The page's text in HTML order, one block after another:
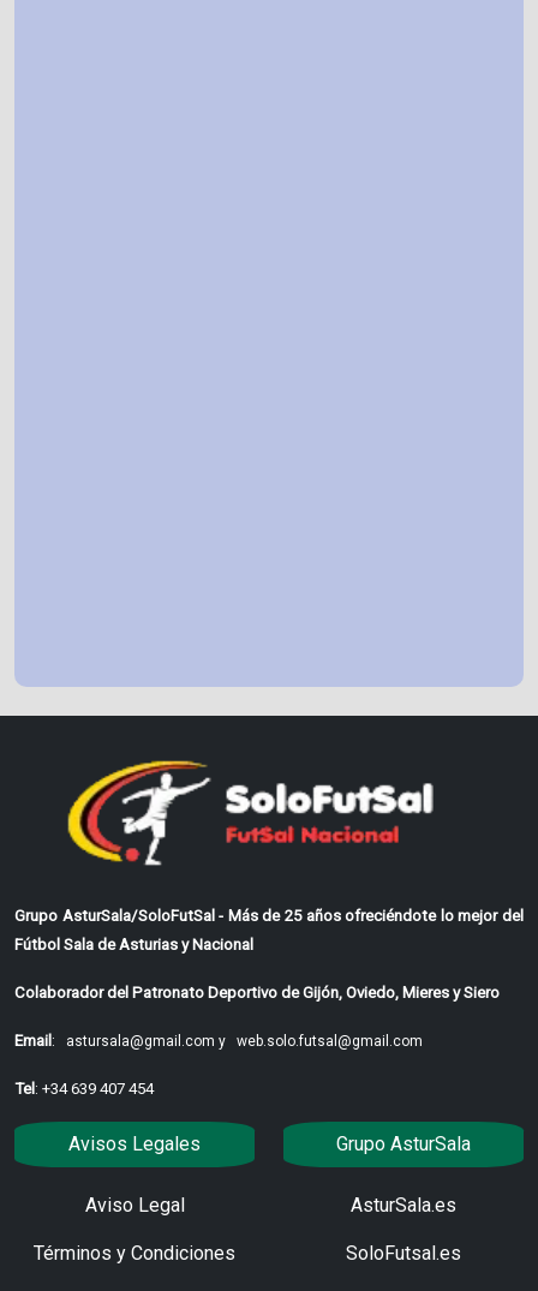
Grupo AsturSala/SoloFutSal - Más de 25 años ofreciéndote lo mejor del
Fútbol Sala de Asturias y Nacional
Colaborador del Patronato Deportivo de Gijón, Oviedo, Mieres y Siero
Email: astursala@gmail.com y web.solo.futsal@gmail.com
Tel: +34 639 407 454
Avisos Legales
Aviso Legal
Términos y Condiciones
Grupo AsturSala
AsturSala.es
SoloFutsal.es